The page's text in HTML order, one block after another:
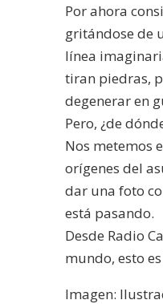
Por ahora
gritándose de
línea
tiran piedras,
degenerar en
Pero, ¿de
Nos metemos
orígenes del
dar una foto
está pasando.
Desde Radio
mundo, esto
Imagen: